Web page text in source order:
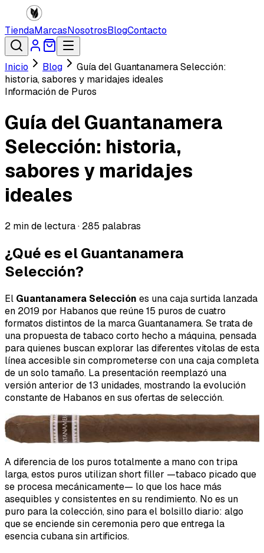
TiendaMarcasNosotrosBlogContacto
Inicio Blog
Guía del Guantanamera Selección:
historia, sabores y maridajes ideales
Información de Puros
Guía del Guantanamera
Selección: historia,
sabores y maridajes
ideales
2 min de lectura · 285 palabras
¿Qué es el Guantanamera
Selección?
El Guantanamera Selección es una caja surtida lanzada
en 2019 por Habanos que reúne 15 puros de cuatro
formatos distintos de la marca Guantanamera. Se trata de
una propuesta de tabaco corto hecho a máquina, pensada
para quienes buscan explorar las diferentes vitolas de esta
línea accesible sin comprometerse con una caja completa
de un solo tamaño. La presentación reemplazó una
versión anterior de 13 unidades, mostrando la evolución
constante de Habanos en sus ofertas de selección.
A diferencia de los puros totalmente a mano con tripa
larga, estos puros utilizanshort filler —tabaco picado que
se procesa mecánicamente— lo que los hace más
asequibles y consistentes en su rendimiento. No es un
puro para la colección, sino para el bolsillo diario: algo
que se enciende sin ceremonia pero que entrega la
esencia cubana sin artificios.